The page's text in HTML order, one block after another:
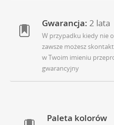
Gwarancja: 2 lata
W przypadku kiedy nie
zawsze możesz
w Twoim imieniu
gwarancyjny
Paleta kolorów